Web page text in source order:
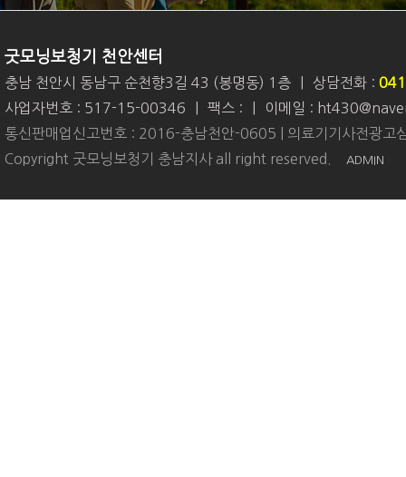
굿모닝보청기 천안센터
충남 천안시 동남구 순천향3길 43 (봉명동) 1층 상담전화 :
사업자번호 : 517-15-00346
팩스 :
이메일 :
통신판매업신고번호 : 2016-충남천안-0605 | 의료기기사전광고
Copyright 굿모닝보청기 충남지사 all right reserved.
ADMIN